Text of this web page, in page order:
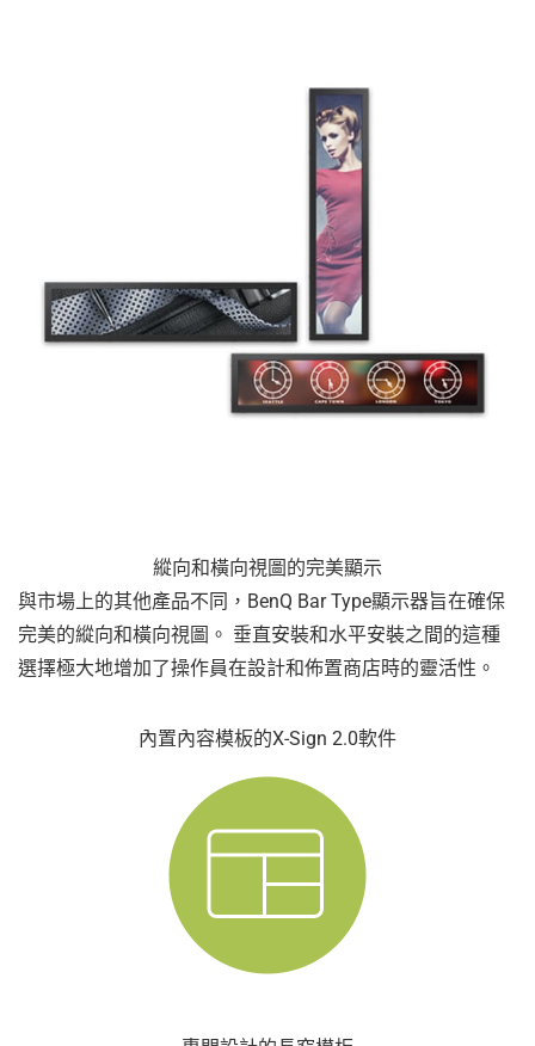
縱向和橫向視圖的完美顯示
與市場上的其他產品不同，BenQ Bar Type顯示器旨在確保
完美的縱向和橫向視圖。 垂直安裝和水平安裝之間的這種
選擇極大地增加了操作員在設計和佈置商店時的靈活性。
內置內容模板的X-Sign 2.0軟件